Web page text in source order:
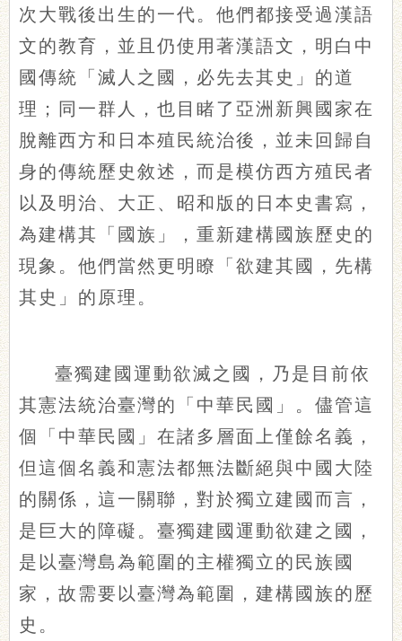
次大戰後出生的一代。他們都接受過漢語
文的教育，並且仍使用著漢語文，明白中
國傳統「滅人之國，必先去其史」的道
理；同一群人，也目睹了亞洲新興國家在
脫離西方和日本殖民統治後，並未回歸自
身的傳統歷史敘述，而是模仿西方殖民者
以及明治、大正、昭和版的日本史書寫，
為建構其「國族」，重新建構國族歷史的
現象。他們當然更明瞭「欲建其國，先構
其史」的原理。
臺獨建國運動欲滅之國，乃是目前依
其憲法統治臺灣的「中華民國」。儘管這
個「中華民國」在諸多層面上僅餘名義，
但這個名義和憲法都無法斷絕與中國大陸
的關係，這一關聯，對於獨立建國而言，
是巨大的障礙。臺獨建國運動欲建之國，
是以臺灣島為範圍的主權獨立的民族國
家，故需要以臺灣為範圍，建構國族的歷
史。